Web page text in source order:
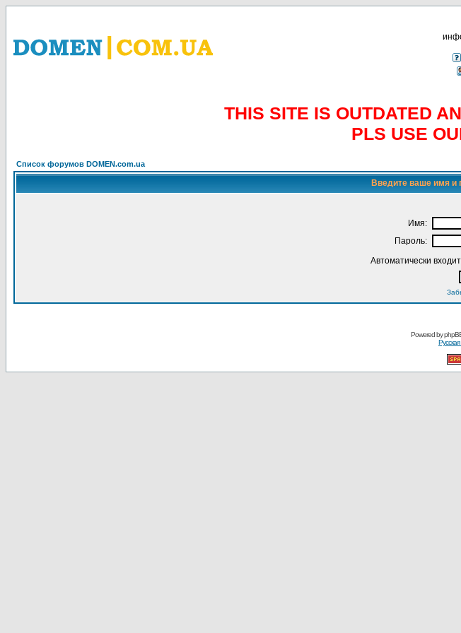
THIS SITE IS OUTDATED
PLS USE
Список форумов DOMEN.com.ua
Введите ваше имя и
Имя:
Пароль:
Автоматически
Powered by